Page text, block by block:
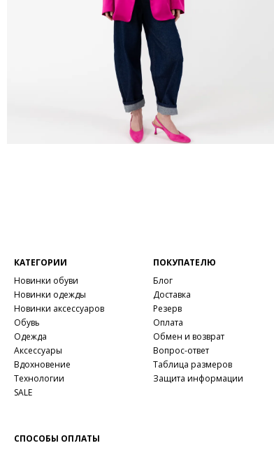
КАТЕГОРИИ
Новинки обуви
Новинки одежды
Новинки аксессуаров
Обувь
Одежда
Аксессуары
Вдохновение
Технологии
SALE
ПОКУПАТЕЛЮ
Блог
Доставка
Резерв
Оплата
Обмен и возврат
Вопрос-ответ
Таблица размеров
Защита информации
СПОСОБЫ ОПЛАТЫ